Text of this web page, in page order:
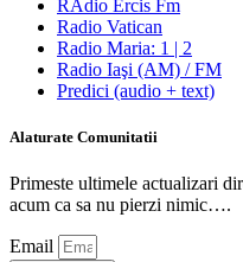
RAdio Ercis Fm
Radio Vatican
Radio Maria: 1 | 2
Radio Iaşi (AM) / FM
Predici (audio + text)
Alaturate Comunitatii
Primeste ultimele actualizari
acum ca sa nu pierzi nimic….
Email